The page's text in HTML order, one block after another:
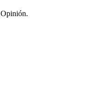
Opinión.